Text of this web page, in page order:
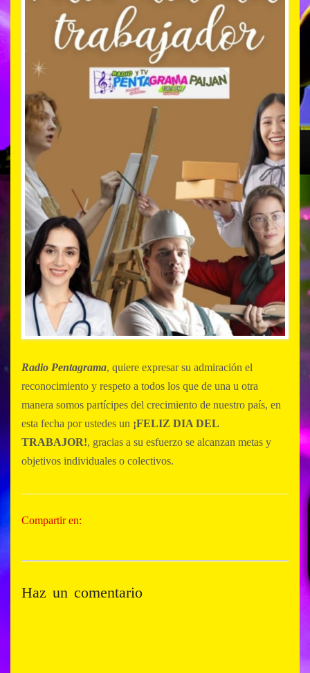
Radio Pentagrama, quiere expresar su admiración el
reconocimiento y respeto a todos los que de una u otra
manera somos partícipes del crecimiento de nuestro país, en
esta fecha por ustedes un ¡FELIZ DIA DEL
TRABAJOR!, gracias a su esfuerzo se alcanzan metas y
objetivos individuales o colectivos.
Compartir en:
Haz un comentario